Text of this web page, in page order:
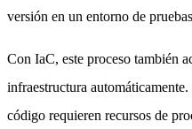
versión en un entorno de
Con IaC, este proceso también
infraestructura
código requieren recursos de